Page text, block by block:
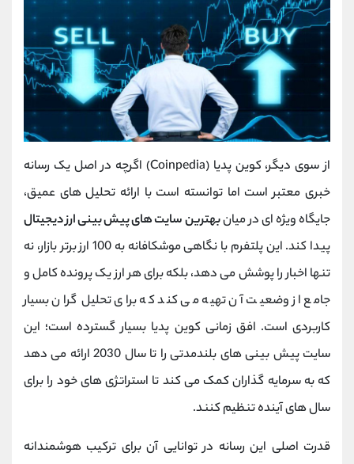
از سوی دیگر، کوین ‌پدیا (Coinpedia) اگرچه در اصل یک رسانه
خبری معتبر است اما توانسته است با ارائه تحلیل‌ های عمیق،
جایگاه ویژه‌ ای در میانبهترین سایت ‌های پیش ‌بینی ارز دیجیتال
پیدا کند. این پلتفرم با نگاهی موشکافانه به 100 ارز برتر بازار، نه
تنها اخبار را پوشش می ‌دهد، بلکه برای هر ارز یک پرونده کامل و
جامع از وضعیت آن تهیه می ‌کند که برای تحلیل‌ گران بسیار
کاربردی است. افق زمانی کوین‌ پدیا بسیار گسترده است؛ این
سایت پیش‌ بینی ‌های بلندمدتی را تا سال 2030 ارائه می ‌دهد
که به سرمایه‌ گذاران کمک می ‌کند تا استراتژی ‌های خود را برای
سال ‌های آینده تنظیم کنند.
قدرت اصلی این رسانه در توانایی آن برای ترکیب هوشمندانه